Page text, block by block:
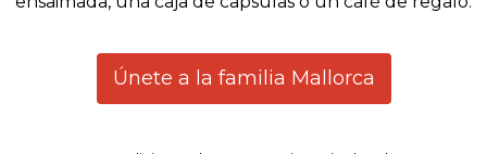
Únete a la familia Mallorca